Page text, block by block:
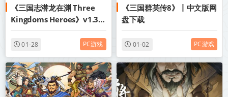
《三国志潜龙在渊 Three
Kingdoms Heroes》v1.35
丨中文版网盘下载
01-28 PC游戏
战争
《三国群英传8》丨中文版网
盘下载
01-02 PC游戏